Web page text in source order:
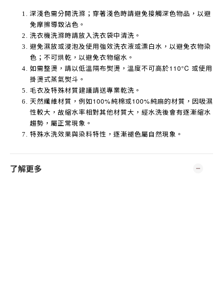
深淺色需分開洗滌；穿著淺色時請避免接觸深色物品，以避
免摩擦導致沾色。
洗衣機洗滌時請放入洗衣袋中清洗。
避免濕放或浸泡及使用強效洗衣液或漂白水，以避免衣物染
色；不可烘乾，以避免衣物縮水。
如需整燙，請以低溫隔布熨燙，溫度不可高於110°C 或使用
掛燙式蒸氣熨斗。
毛衣及特殊材質建議請送專業乾洗。
天然纖維材質，例如100%純棉或100%純麻的材質，因吸濕
性較大，故縮水率相對其他材質大，經水洗後會有逐漸縮水
趨勢，屬正常現象。
特殊水洗效果與染料特性，逐漸褪色屬自然現象。
了解更多